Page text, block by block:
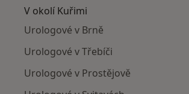
V okolí Kuřimi
Urologové v Brně
Urologové v Třebíči
Urologové v Prostějově